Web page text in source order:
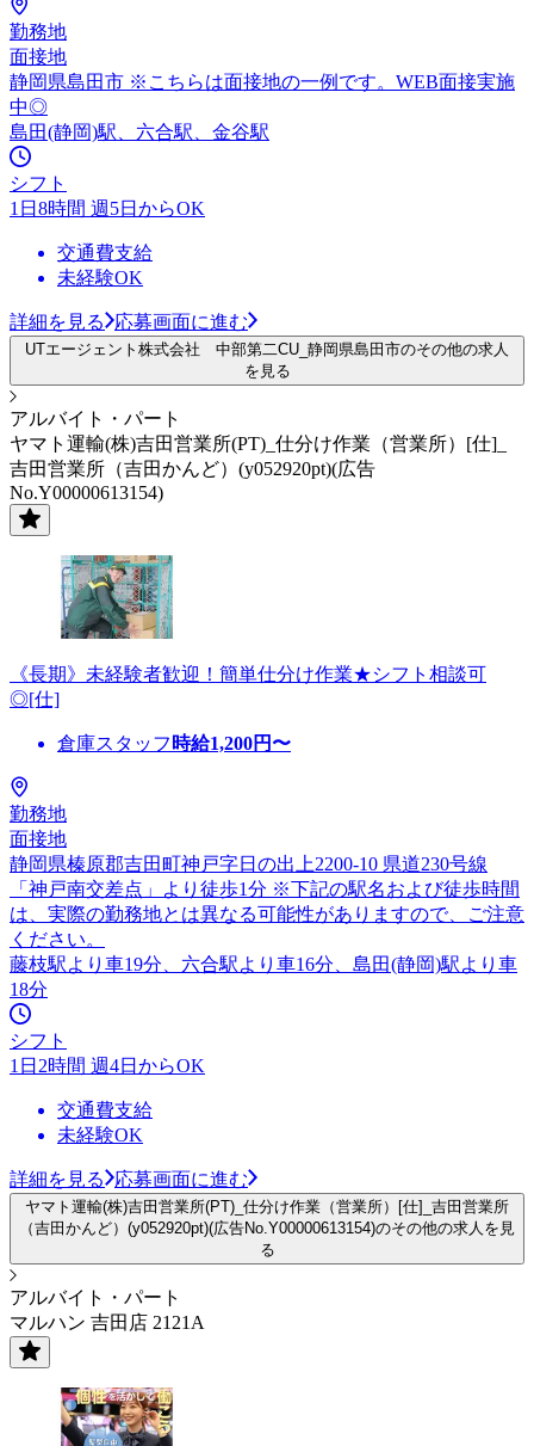
勤務地
面接地
静岡県島田市 ※こちらは面接地の一例です。WEB面接実施
中◎
島田(静岡)駅、六合駅、金谷駅
シフト
1日8時間 週5日からOK
交通費支給
未経験OK
詳細を見る 応募画面に進む
UTエージェント株式会社 中部第二CU_静岡県島田市のその他の求人
を見る
アルバイト・パート
ヤマト運輸(株)吉田営業所(PT)_仕分け作業（営業所）[仕]_
吉田営業所（吉田かんど）(y052920pt)(広告
No.Y00000613154)
《長期》未経験者歓迎！簡単仕分け作業★シフト相談可
◎[仕]
倉庫スタッフ 時給1,200円〜
勤務地
面接地
静岡県榛原郡吉田町神戸字日の出上2200-10 県道230号線
「神戸南交差点」より徒歩1分 ※下記の駅名および徒歩時間
は、実際の勤務地とは異なる可能性がありますので、ご注意
ください。
藤枝駅より車19分、六合駅より車16分、島田(静岡)駅より車
18分
シフト
1日2時間 週4日からOK
交通費支給
未経験OK
詳細を見る 応募画面に進む
ヤマト運輸(株)吉田営業所(PT)_仕分け作業（営業所）[仕]_吉田営業所
（吉田かんど）(y052920pt)(広告No.Y00000613154)のその他の求人を見
る
アルバイト・パート
マルハン 吉田店 2121A